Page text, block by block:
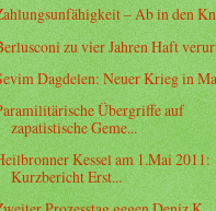
– Ab in den
zu vier Jahren Haft
Dagdelen: Neuer Krieg in
Übergriffe auf
zapatistische Geme...
Kessel am 1.Mai 2011:
Kurzbericht Erst...